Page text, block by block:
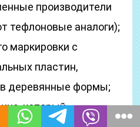
производители
тефлоновые аналоги);
маркировки с
пластин,
деревянные формы;
который